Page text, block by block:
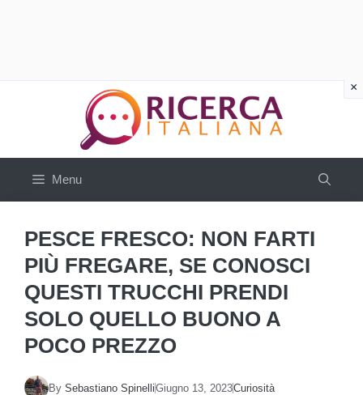
Menu
PESCE FRESCO: NON FARTI
PIÙ FREGARE, SE CONOSCI
QUESTI TRUCCHI PRENDI
SOLO QUELLO BUONO A
POCO PREZZO
By Sebastiano SpinelliGiugno 13, 2023Curiosità